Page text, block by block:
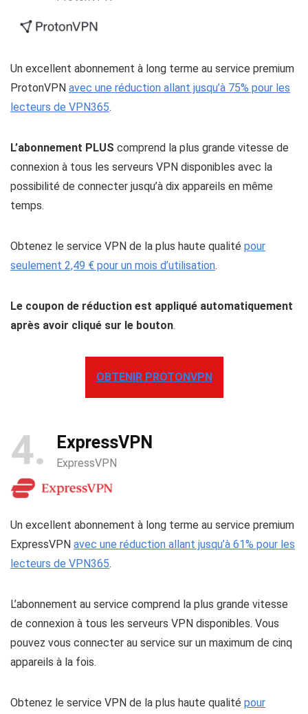
Un excellent abonnement à long terme au service premium
ProtonVPN avec une réduction allant jusqu’à 75% pour les
lecteurs de VPN365.
L’abonnement PLUS comprend la plus grande vitesse de
connexion à tous les serveurs VPN disponibles avec la
possibilité de connecter jusqu’à dix appareils en même
temps.
Obtenez le service VPN de la plus haute qualité pour
seulement 2,49 € pour un mois d’utilisation.
Le coupon de réduction est appliqué automatiquement
après avoir cliqué sur le bouton.
OBTENIR PROTONVPN
4 ExpressVPN
ExpressVPN
Un excellent abonnement à long terme au service premium
ExpressVPN avec une réduction allant jusqu’à 61% pour les
lecteurs de VPN365.
L’abonnement au service comprend la plus grande vitesse
de connexion à tous les serveurs VPN disponibles. Vous
pouvez vous connecter au service sur un maximum de cinq
appareils à la fois.
Obtenez le service VPN de la plus haute qualité pour